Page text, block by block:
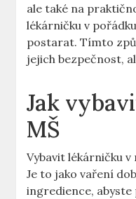
ale také na
lékárničku v
postarat. Tímto
jejich bezpečnost,
Jak
MŠ
Vybavit lékárničku
Je to jako vaření
ingredience, abyste